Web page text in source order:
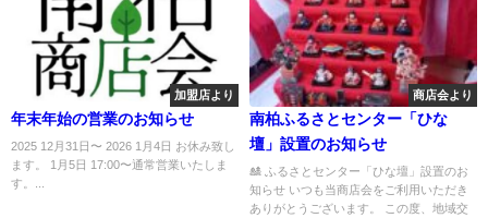
加盟店より
年末年始の営業のお知らせ
2025 12月31日〜 2026 1月4日 お休み致し
ます。 1月5日 17:00〜通常営業いたしま
す。...
商店会より
南柏ふるさとセンター「ひな
壇」設置のお知らせ
🎎 ふるさとセンター「ひな壇」設置のお
知らせ いつも当商店会をご利用いただき
ありがとうございます。 この度、地域交